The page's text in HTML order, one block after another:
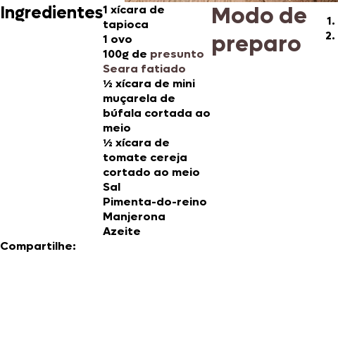
Ingredientes1 xícara de
tapioca
1 ovo
100g de presunto
Seara fatiado
½ xícara de mini
muçarela de
búfala cortada ao
meio
½ xícara de
tomate cereja
cortado ao meio
Sal
Pimenta-do-reino
Manjerona
Azeite
Modo de
preparo
Compartilhe: